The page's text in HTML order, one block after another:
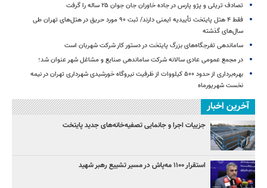
تصادف تریلی و پژو پارس در جاده خاوران جان جوان ۲۵ ساله را گرفت
فقط ۴ هتل پایتخت تأییدیه ایمنی دارند/ ثبت ۹۰ مورد حریق در هتل‌های تهران طی
سال‌های گذشته
ساماندهی تفرجگاه‌های بزرگ پایتخت در دستور کار شرکت شهربان است
در مجمع عمومی عادی سالانه شرکت ساماندهی صنایع و مشاغل شهر عنوان شد؛
بهره‌برداری از حدود ۵۰۰ کیلووات از ظرفیت نیروگاه خورشیدی شهرداری تهران در نیمه
نخست شهریورماه
آخرین اخبار
جزییات اجرا و جانمایی تصفیه‌خانه‌های جدید پایتخت
استقرار ۱۱۰۰ مه‌پاش در مسیر تشییع رهبر شهید